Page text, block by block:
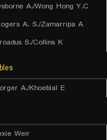
A./Wong Hong Y.C.
A. S./Zamarripa A.
S./Collins K.
A./Khoeblal E.
Weir